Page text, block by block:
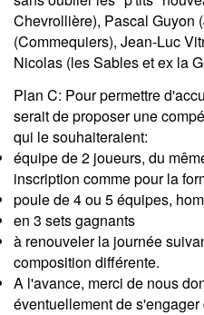
Chevrollière), Pascal Guyon
(Commequiers), Jean-Luc
Nicolas (les Sables et ex la
Plan C: Pour permettre
serait de proposer une
qui le souhaiteraient:
équipe de 2 joueurs, du
inscription comme pour la
poule de 4 ou 5 équipes,
en 3 sets gagnants
à renouveler la journée
composition différente.
A l'avance, merci de nous
éventuellement de